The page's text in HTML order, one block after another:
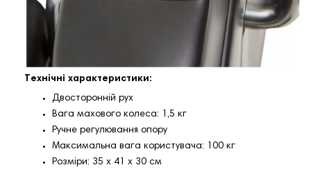
Технічні характеристики:
Двосторонній рух
Вага махового колеса: 1,5 кг
Ручне регулювання опору
Максимальна вага користувача: 100 кг
Розміри: 35 х 41 х 30 см